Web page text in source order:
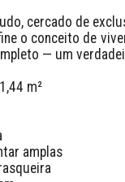
cercado de
o conceito de
— um
m²
amplas